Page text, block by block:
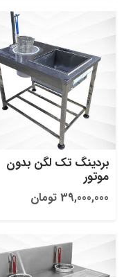
بردینگ تک لگن بدون
موتور
39,000,000 تومان